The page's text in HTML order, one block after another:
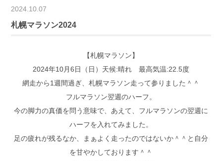
2024.10.07
札幌マラソン2024
【札幌マラソン】
2024年10月6日（日）天候:晴れ 最高気温:22.5度
網走から1週間過ぎ、札幌マラソン走って参りました＾＾
フルマラソン翌週のハーフ。
今の脚力の真価を問う意味で、あえて、フルマラソンの翌週に
ハーフを入れてみました。
足の疲れが残るなか、まぁよく走ったのではないか＾＾と自分
を甘やかしております＾＾